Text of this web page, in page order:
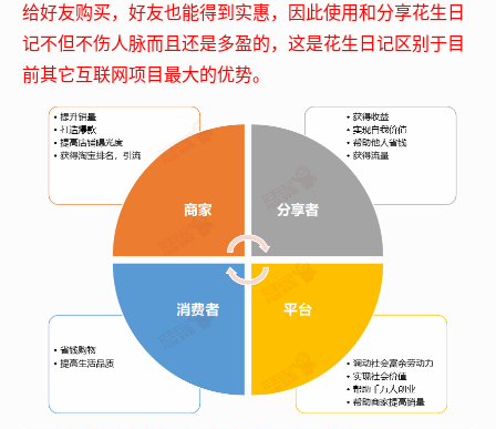
给好友购买，好友也能得到实惠，因此使用和分享花生日
记不但不伤人脉而且还是多盈的，这是花生日记区别于目
前其它互联网项目最大的优势。